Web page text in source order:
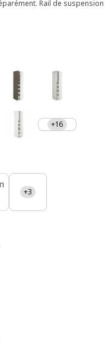
Rail de suspension
+16
+3